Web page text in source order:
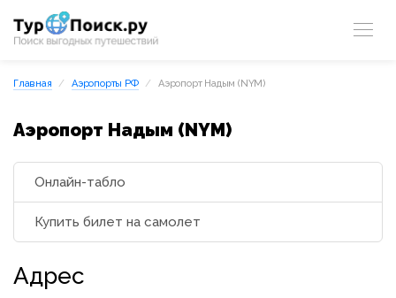
Главная Аэропорты РФ Аэропорт Надым (NYM)
Аэропорт Надым (NYM)
Онлайн-табло
Купить билет на самолет
Адрес